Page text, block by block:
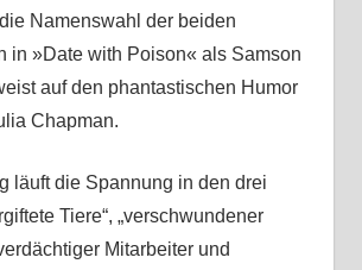
Namenswahl der beiden
in »Date with Poison« als Samson
auf den phantastischen Humor
Chapman.
läuft die Spannung in den drei
Tiere“, „verschwundener
Mitarbeiter und